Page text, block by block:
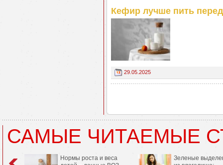
Кефир лучше пить
29.05.2025
САМЫЕ ЧИТАЕМЫЕ
Нормы роста и веса
Зеленые